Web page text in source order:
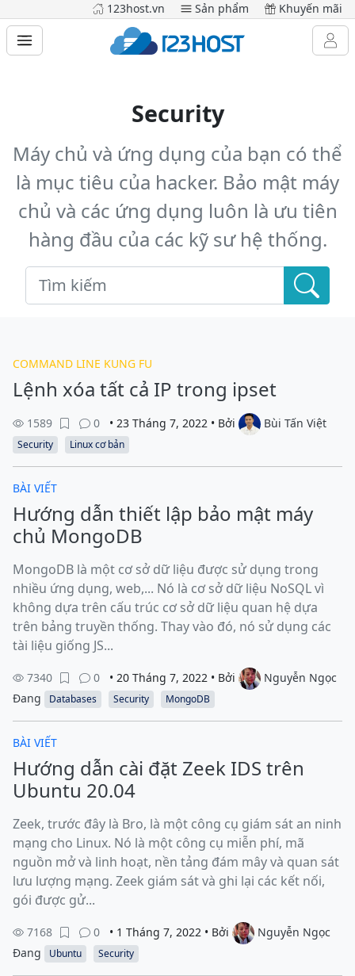
123host.vn Sản phẩm Khuyến mãi
Security
Máy chủ và ứng dụng của bạn có thể
là mục tiêu của hacker. Bảo mật máy
chủ và các ứng dụng luôn là ưu tiên
hàng đầu của các kỹ sư hệ thống.
COMMAND LINE KUNG FU
Lệnh xóa tất cả IP trong ipset
1589 0 • 23 Tháng 7, 2022 • Bởi Bùi Tấn Việt
Security Linux cơ bản
BÀI VIẾT
Hướng dẫn thiết lập bảo mật máy
chủ MongoDB
MongoDB là một cơ sở dữ liệu được sử dụng trong
nhiều ứng dụng, web,... Nó là cơ sở dữ liệu NoSQL vì
không dựa trên cấu trúc cơ sở dữ liệu quan hệ dựa
trên bảng truyền thống. Thay vào đó, nó sử dụng các
tài liệu giống JS...
7340 0 • 20 Tháng 7, 2022 • Bởi
Nguyễn Ngọc
Đang
Databases Security MongoDB
BÀI VIẾT
Hướng dẫn cài đặt Zeek IDS trên
Ubuntu 20.04
Zeek, trước đây là Bro, là một công cụ giám sát an ninh
mạng cho Linux. Nó là một công cụ miễn phí, mã
nguồn mở và linh hoạt, nền tảng đám mây và quan sát
lưu lượng mạng. Zeek giám sát và ghi lại các kết nối,
gói được gử...
7168 0 • 1 Tháng 7, 2022 • Bởi
Nguyễn Ngọc
Đang
Ubuntu Security